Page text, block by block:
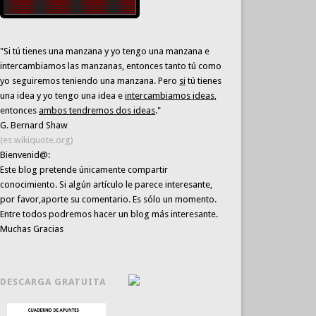
"Si tú tienes una manzana y yo tengo una manzana e
intercambiamos las manzanas, entonces tanto tú como
yo seguiremos teniendo una manzana. Pero si tú tienes
una idea y yo tengo una idea eintercambiamos ideas,
entoncesambos tendremos dos ideas."
G. Bernard Shaw
(es.wikiquote.org)
Bienvenid@:
Este blog pretende únicamentecompartir
conocimiento. Si algún artículo le parece interesante,
por favor,aporte su comentario. Es sólo un momento.
Entre todos podremos hacer un blog más interesante.
Muchas Gracias
DESCARGA GRATUITA